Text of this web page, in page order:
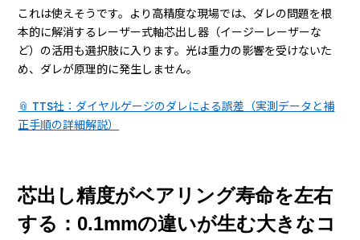
これは使えそうです。より高精度な現場では、ダレの問題を根
本的に解消するレーザー式軸芯出し器（イージーレーザーな
ど）の活用も選択肢に入ります。光は重力の影響を受けないた
め、ダレが原理的に発生しません。
📎 TTS社：ダイヤルゲージのダレによる誤差（実測データと補
正手順の詳細解説）
芯出し精度がベアリング寿命を左右
する：0.1mmの違いが生む大きなコ